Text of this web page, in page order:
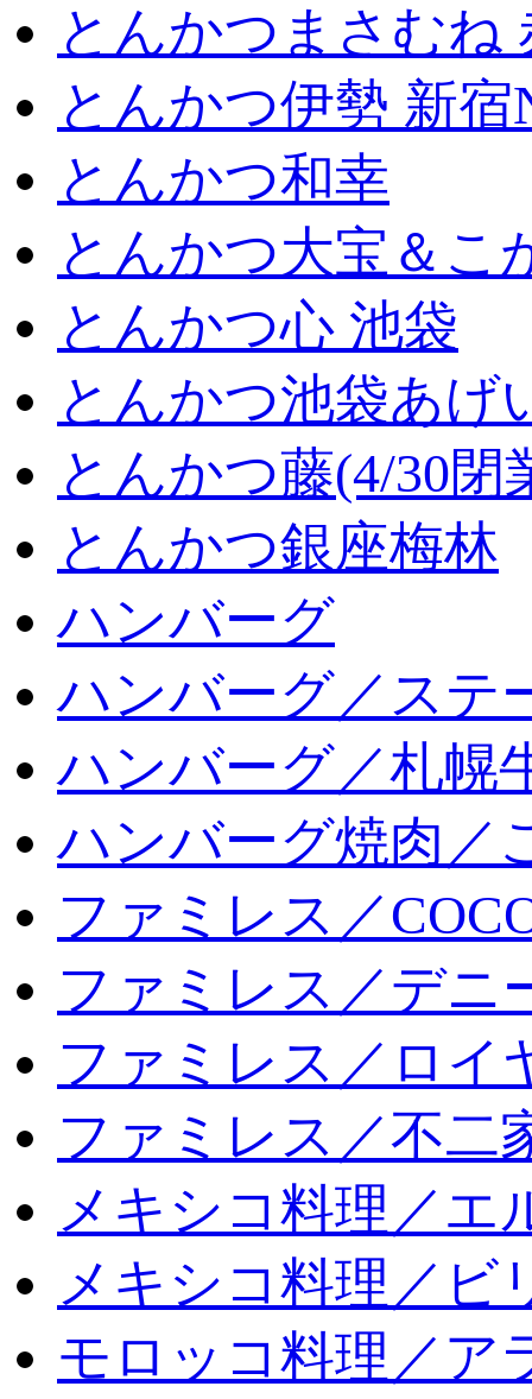
とんかつまさむね
とんかつ伊勢 新宿
とんかつ和幸
とんかつ大宝＆こ
とんかつ心 池袋
とんかつ池袋あげ
とんかつ藤(4/30閉
とんかつ銀座梅林
ハンバーグ
ハンバーグ／ステ
ハンバーグ／札幌
ハンバーグ焼肉／
ファミレス／
ファミレス／デニ
ファミレス／ロイ
ファミレス／不二
メキシコ料理／エ
メキシコ料理／ビ
モロッコ料理／ア